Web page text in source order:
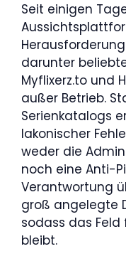
Seit einigen
darunter
Myflixerz.to und
außer Betrieb.
Serienkatalogs
lakonischer
weder die
noch eine Anti-
Verantwortung
groß angelegte
sodass das
bleibt.